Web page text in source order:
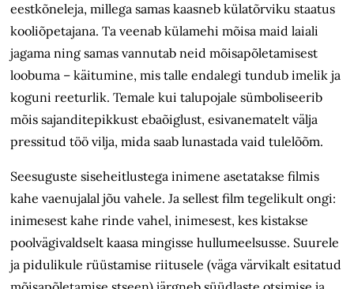
eestkõneleja, millega samas kaasneb külatõrviku staatus
kooliõpetajana. Ta veenab külamehi mõisa maid laiali
jagama ning samas vannutab neid mõisapõletamisest
loobuma – käitumine, mis talle endalegi tundub imelik ja
koguni reeturlik. Temale kui talupojale sümboliseerib
mõis sajanditepikkust ebaõiglust, esivanematelt välja
pressitud töö vilja, mida saab lunastada vaid tulelõõm.
Seesuguste siseheitlustega inimene asetatakse filmis
kahe vaenujalal jõu vahele. Ja sellest film tegelikult ongi:
inimesest kahe rinde vahel, inimesest, kes kistakse
poolvägivaldselt kaasa mingisse hullumeelsusse. Suurele
ja pidulikule rüüstamise riitusele (väga värvikalt esitatud